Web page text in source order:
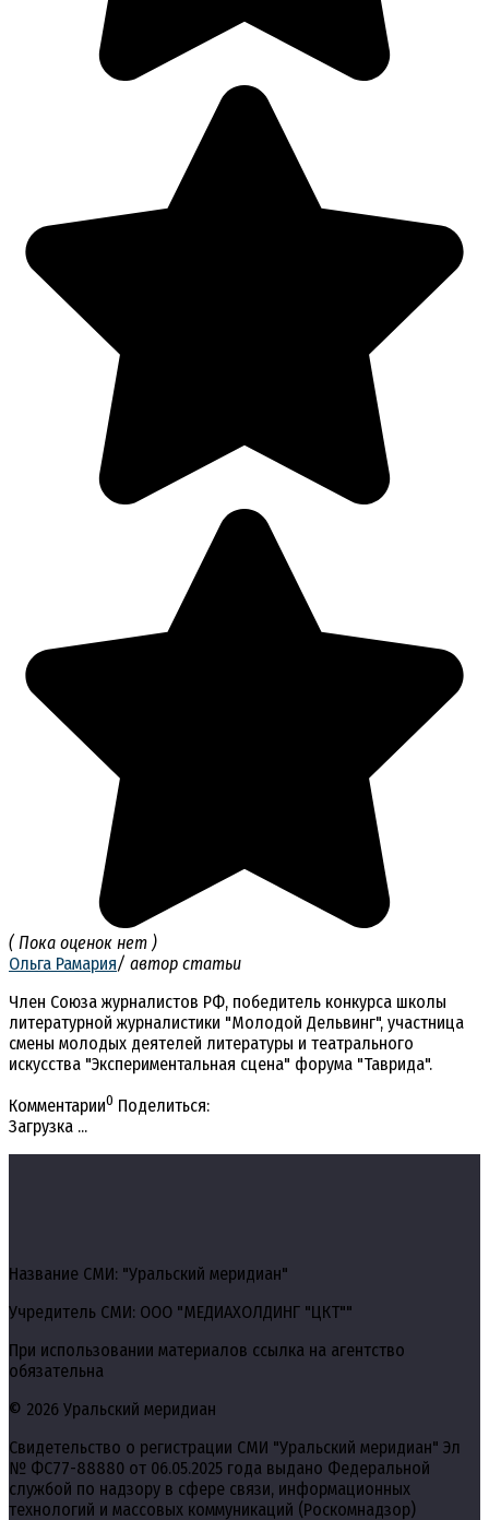
( Пока оценок нет )
Ольга Рамария/ автор статьи
Член Союза журналистов РФ, победитель конкурса школы
литературной журналистики "Молодой Дельвинг", участница
смены молодых деятелей литературы и театрального
искусства "Экспериментальная сцена" форума "Таврида".
Комментарии0 Поделиться:
Загрузка ...
Название СМИ: "Уральский меридиан"
Учредитель СМИ: ООО "МЕДИАХОЛДИНГ "ЦКТ""
При использовании материалов ссылка на агентство
обязательна
© 2026 Уральский меридиан
Свидетельство о регистрации СМИ "Уральский меридиан" Эл
№ ФС77-88880 от 06.05.2025 года выдано Федеральной
службой по надзору в сфере связи, информационных
технологий и массовых коммуникаций (Роскомнадзор)